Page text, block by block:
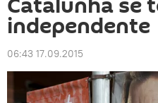
independente
06:43 17.09.2015